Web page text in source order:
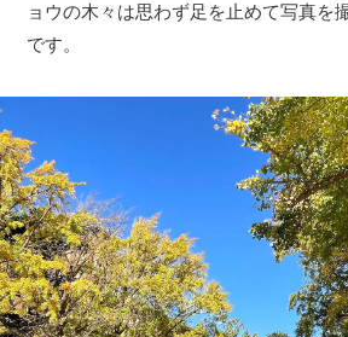
ョウの木々は思わず足を止めて写真を
です。